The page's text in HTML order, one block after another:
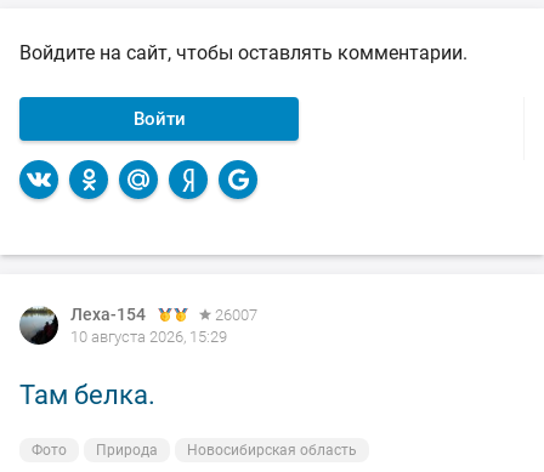
Войдите на сайт, чтобы оставлять комментарии.
Войти
Леха-154
26007
10 августа 2026, 15:29
Там белка.
Фото Природа Новосибирская область
Леха-154
26007
9 августа 2026, 09:21
Смена обстановки.
Фото На рыбалке Новосибирская область
Леха-154
26007
8 августа 2026, 20:55
По выходным не клюёт.
Фото На рыбалке Новосибирская область